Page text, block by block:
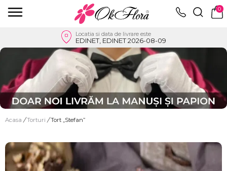
0
Locatia si data de livrare este
EDINET, EDINET 2026-08-09
Acasa / Torturi / Tort „Stefan”